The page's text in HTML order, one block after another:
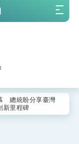
合作
總統盼分享臺灣
新里程碑